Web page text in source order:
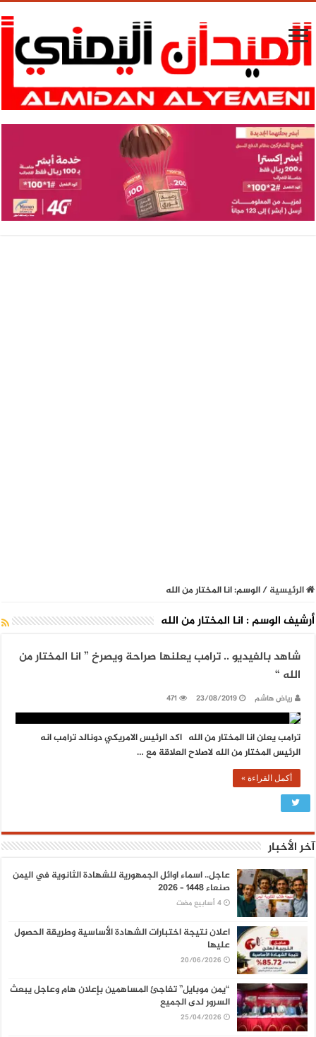
الرئيسية/الوسم:انا المختار من الله
أرشيف الوسم : انا المختار من الله
شاهد بالفيديو .. ترامب يعلنها صراحة ويصرخ ” انا المختار من
الله “
رياض هاشم 23/08/2019
471
ترامب يعلن انا المختار من الله اكد الرئيس الامريكي دونالد ترامب انه
الرئيس المختار من الله لاصلاح العلاقة مع …
أكمل القراءة »
آخر الأخبار
عاجل.. اسماء اوائل الجمهورية للشهادة الثانوية في اليمن
صنعاء 1448 – 2026
اعلان نتيجة اختبارات الشهادة الأساسية وطريقة الحصول
عليها
20/06/2026
“يمن موبايل” تفاجئ المساهمين بإعلان هام وعاجل يبعث
السرور لدى الجميع
25/04/2026